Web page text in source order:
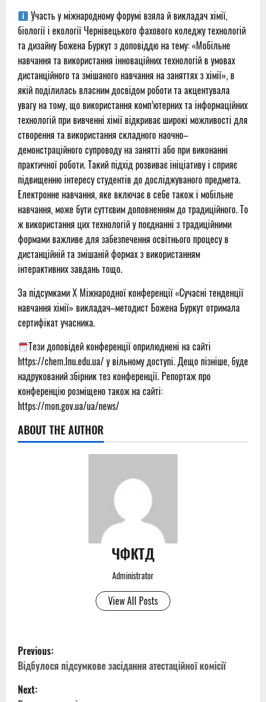
Участь у міжнародному форумі взяла й викладач хімії,
біології і екології Чернівецького фахового коледжу технологій
та дизайну Божена Буркут з доповіддю на тему: «Мобільне
навчання та використання інноваційних технологій в умовах
дистанційного та змішаного навчання на заняттях з хімії», в
якій поділилась власним досвідом роботи та акцентувала
увагу на тому, що використання комп’ютерних та інформаційних
технологій при вивченні хімії відкриває широкі можливості для
створення та використання складного наочно–
демонстраційного супроводу на занятті або при виконанні
практичної роботи. Такий підхід розвиває ініціативу і сприяє
підвищенню інтересу студентів до досліджуваного предмета.
Електронне навчання, яке включає в себе також і мобільне
навчання, може бути суттєвим доповненням до традиційного. То
ж використання цих технологій у поєднанні з традиційними
формами важливе для забезпечення освітнього процесу в
дистанційній та змішаній формах з використанням
інтерактивних завдань тощо.
За підсумками Х Міжнародної конференції «Сучасні тенденції
навчання хімії» викладач–методист Божена Буркут отримала
сертифікат учасника.
Тези доповідей конференції оприлюднені на сайті
https://chem.lnu.edu.ua/ у вільному доступі. Дещо пізніше, буде
надрукований збірник тез конференції. Репортаж про
конференцію розміщено також на сайті:
https://mon.gov.ua/ua/news/
ABOUT THE AUTHOR
ЧФКТД
Administrator
View All Posts
P
o
s
Previous:
Відбулося підсумкове засідання атестаційної комісії
Next: